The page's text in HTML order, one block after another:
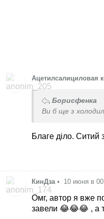
Ацетилсалициловая
Борисфенка
Ви б ще з
Благе діло. Ситий
КинДза • 10 июня в
Омг, автор я вже
завели 😂😂😂 , а